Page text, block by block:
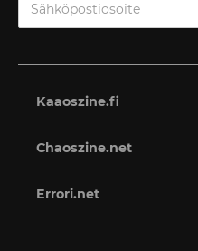
Kaaoszine.fi
Chaoszine.net
Errori.net